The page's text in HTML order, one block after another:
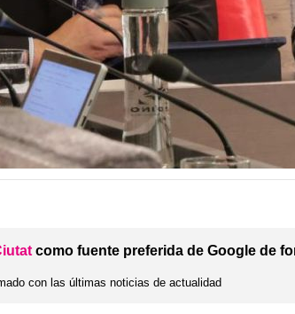
como fuente preferida de Google de
con las últimas noticias de actualidad